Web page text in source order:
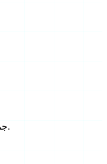
جميع الحقوق محفوظة.